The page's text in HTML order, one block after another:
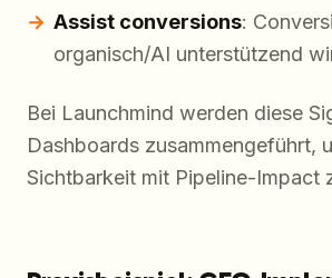
Assist conversions:
organisch/AI unterstützend
Bei Launchmind werden diese
Dashboards zusammengeführt,
Sichtbarkeit mit Pipeline-Impact